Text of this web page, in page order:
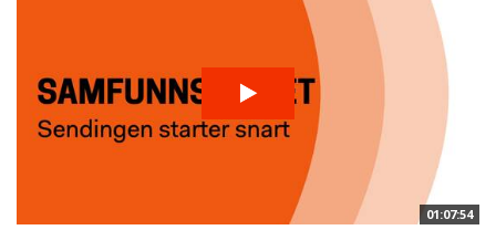
01:07:54